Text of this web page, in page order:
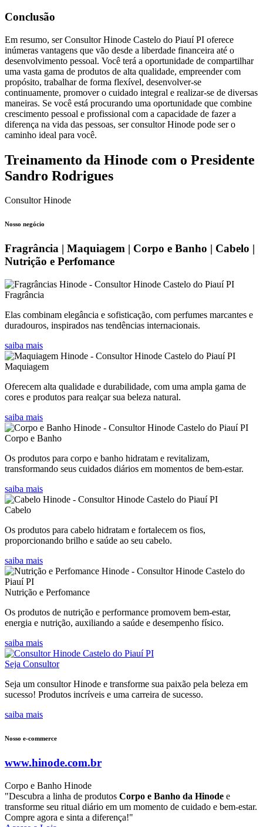
Conclusão
Em resumo, ser Consultor Hinode Castelo do Piauí PI oferece
inúmeras vantagens que vão desde a liberdade financeira até o
desenvolvimento pessoal. Você terá a oportunidade de compartilhar
uma vasta gama de produtos de alta qualidade, empreender com
propósito, trabalhar de forma flexível, desenvolver-se
continuamente, promover o cuidado integral e realizar-se de diversas
maneiras. Se você está procurando uma oportunidade que combine
crescimento pessoal e profissional com a capacidade de fazer a
diferença na vida das pessoas, ser consultor Hinode pode ser o
caminho ideal para você.
Treinamento da Hinode com o Presidente
Sandro Rodrigues
Consultor Hinode
Nosso negócio
Fragrância | Maquiagem | Corpo e Banho | Cabelo |
Nutrição e Perfomance
Fragrância
Elas combinam elegância e sofisticação, com perfumes marcantes e
duradouros, inspirados nas tendências internacionais.
saiba mais
Maquiagem
Oferecem alta qualidade e durabilidade, com uma ampla gama de
cores e produtos para realçar sua beleza natural.
saiba mais
Corpo e Banho
Os produtos para corpo e banho hidratam e revitalizam,
transformando seus cuidados diários em momentos de bem-estar.
saiba mais
Cabelo
Os produtos para cabelo hidratam e fortalecem os fios,
proporcionando brilho e saúde ao seu cabelo.
saiba mais
Nutrição e Perfomance
Os produtos de nutrição e performance promovem bem-estar,
energia e nutrição, auxiliando a saúde e desempenho físico.
saiba mais
Seja Consultor
Seja um consultor Hinode e transforme sua paixão pela beleza em
sucesso! Produtos incríveis e uma carreira de sucesso.
saiba mais
Nosso e-commerce
www.hinode.com.br
Corpo e Banho Hinode
"Descubra a linha de produtos Corpo e Banho da Hinode e
transforme seu ritual diário em um momento de cuidado e bem-estar.
Compre agora e sinta a diferença!"